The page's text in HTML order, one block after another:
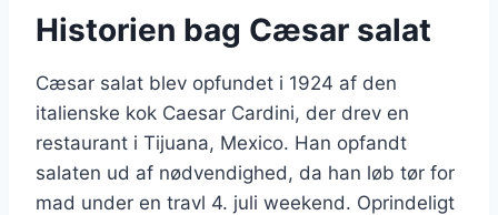
Historien bag Cæsar salat
Cæsar salat blev opfundet i 1924 af den
italienske kok Caesar Cardini, der drev en
restaurant i Tijuana, Mexico. Han opfandt
salaten ud af nødvendighed, da han løb tør for
mad under en travl 4. juli weekend. Oprindeligt